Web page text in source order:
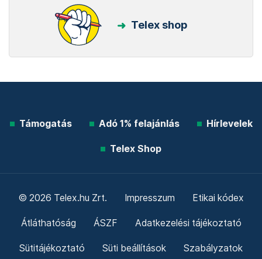
Telex shop
Támogatás Adó 1% felajánlás Hírlevelek
Telex Shop
© 2026 Telex.hu Zrt. Impresszum Etikai kódex
Átláthatóság ÁSZF Adatkezelési tájékoztató
Sütitájékoztató Süti beállítások Szabályzatok